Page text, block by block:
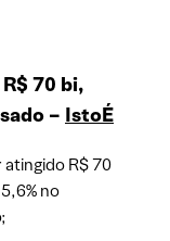
70 bi,
– IstoÉ
R$ 70
no